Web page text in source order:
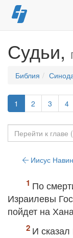
Перейти
к
Судьи,
Библия
1 2 3 4
Иисус Навин
По
Израилевы
пойдет на
И